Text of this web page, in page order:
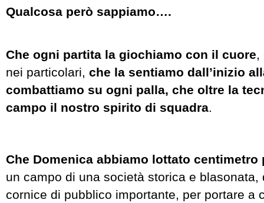
Qualcosa però sappiamo….
Che ogni partita la giochiamo con il cuore,
nei particolari, che la sentiamo dall’inizio
combattiamo su ogni palla, che oltre la
campo il nostro spirito di squadra.
Che Domenica abbiamo lottato centimetro
un campo di una società storica e blasonata,
cornice di pubblico importante, per portare a